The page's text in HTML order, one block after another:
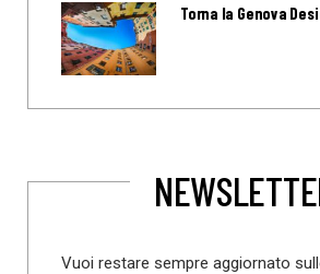
Torna la Genova
Vuoi restare sempre aggiornato